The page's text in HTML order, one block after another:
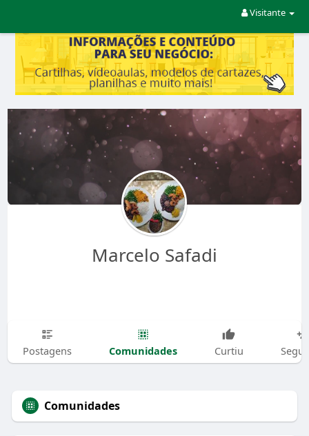
Visitante
Marcelo Safadi
Postagens Comunidades Curtiu
Comunidades